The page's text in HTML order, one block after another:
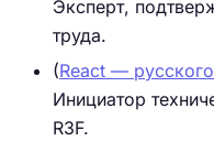
Эксперт,
труда.
(React —
Инициатор
R3F.